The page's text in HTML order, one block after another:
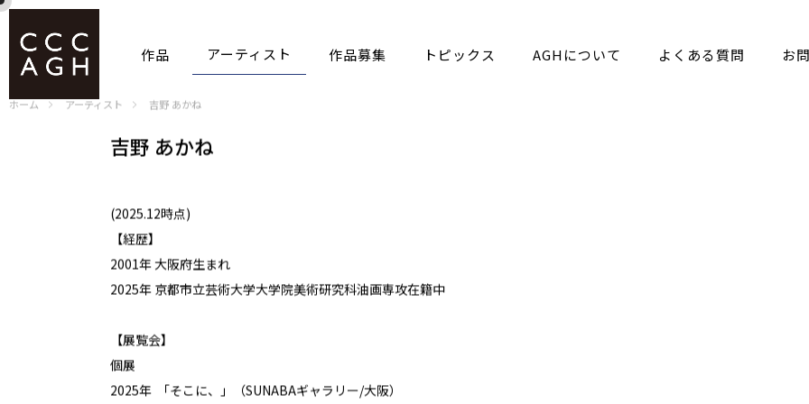
作品 アーティスト 作品募集 トピックス AGHについて よくある質問 お
ホーム アーティスト 吉野 あかね
吉野 あかね
(2025.12時点)
【経歴】
2001年 大阪府生まれ
2025年 京都市立芸術大学大学院美術研究科油画専攻在籍中
【展覧会】
個展
2025年 「そこに、」（SUNABAギャラリー/大阪）